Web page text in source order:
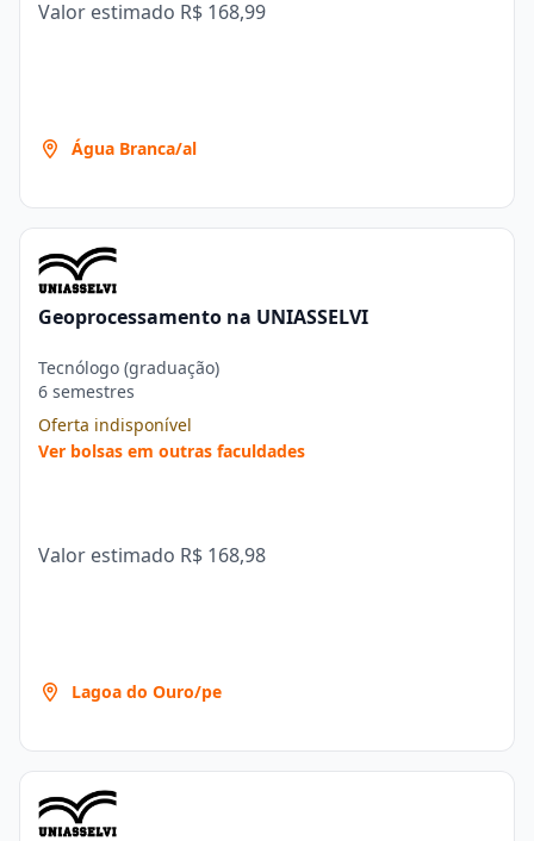
Valor estimado R$ 168,99
Água Branca/al
Geoprocessamento na UNIASSELVI
Tecnólogo (graduação)
6 semestres
Oferta indisponível
Ver bolsas em outras faculdades
Valor estimado R$ 168,98
Lagoa do Ouro/pe